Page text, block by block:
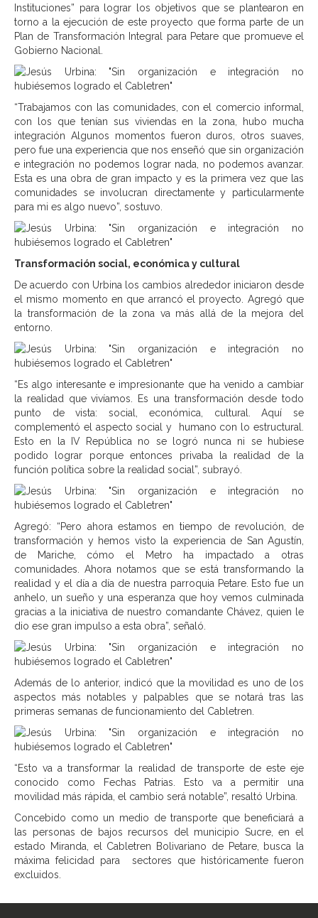
Instituciones” para lograr los objetivos que se plantearon en
torno a la ejecución de este proyecto que forma parte de un
Plan de Transformación Integral para Petare que promueve el
Gobierno Nacional.
“Trabajamos con las comunidades, con el comercio informal,
con los que tenían sus viviendas en la zona, hubo mucha
integración Algunos momentos fueron duros, otros suaves,
pero fue una experiencia que nos enseñó que sin organización
e integración no podemos lograr nada, no podemos avanzar.
Esta es una obra de gran impacto y es la primera vez que las
comunidades se involucran directamente y particularmente
para mi es algo nuevo”, sostuvo.
Transformación social, económica y cultural
De acuerdo con Urbina los cambios alrededor iniciaron desde
el mismo momento en que arrancó el proyecto. Agregó que
la transformación de la zona va más allá de la mejora del
entorno.
“Es algo interesante e impresionante que ha venido a cambiar
la realidad que vivíamos. Es una transformación desde todo
punto de vista: social, económica, cultural. Aquí se
complementó el aspecto social y humano con lo estructural.
Esto en la IV República no se logró nunca ni se hubiese
podido lograr porque entonces privaba la realidad de la
función política sobre la realidad social”, subrayó.
Agregó: “Pero ahora estamos en tiempo de revolución, de
transformación y hemos visto la experiencia de San Agustín,
de Mariche, cómo el Metro ha impactado a otras
comunidades. Ahora notamos que se está transformando la
realidad y el día a día de nuestra parroquia Petare. Esto fue un
anhelo, un sueño y una esperanza que hoy vemos culminada
gracias a la iniciativa de nuestro comandante Chávez, quien le
dio ese gran impulso a esta obra”, señaló.
Además de lo anterior, indicó que la movilidad es uno de los
aspectos más notables y palpables que se notará tras las
primeras semanas de funcionamiento del Cabletren.
“Esto va a transformar la realidad de transporte de este eje
conocido como Fechas Patrias. Esto va a permitir una
movilidad más rápida, el cambio será notable”, resaltó Urbina.
Concebido como un medio de transporte que beneficiará a
las personas de bajos recursos del municipio Sucre, en el
estado Miranda, el Cabletren Bolivariano de Petare, busca la
máxima felicidad para sectores que históricamente fueron
excluidos.